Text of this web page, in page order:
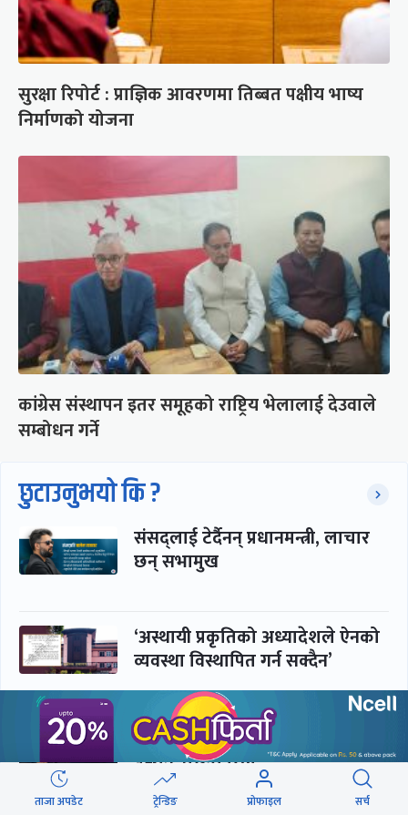
सुरक्षा रिपोर्ट : प्राज्ञिक आवरणमा तिब्बत पक्षीय भाष्य
निर्माणको योजना
कांग्रेस संस्थापन इतर समूहको राष्ट्रिय भेलालाई देउवाले
सम्बोधन गर्ने
छुटाउनुभयो कि ?
संसद्लाई टेर्दैनन् प्रधानमन्त्री, लाचार
छन् सभामुख
‘अस्थायी प्रकृतिको अध्यादेशले ऐनको
व्यवस्था विस्थापित गर्न सक्दैन’
सरकार-प्रसाईं लुकामारी : छिनमै
पक्राउ, तुरुन्तै रिहा
ताजा अपडेट ट्रेन्डिङ प्रोफाइल सर्च